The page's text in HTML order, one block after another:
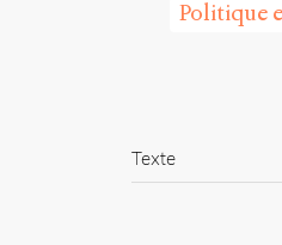
Politique
Texte